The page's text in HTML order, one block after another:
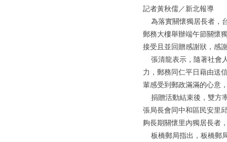
記者黃秋儒／新北報導
為落實關懷獨居長者，
郵務大樓舉辦端午節關懷
接受且並回贈感謝狀，感
張清龍表示，隨著社會
力，郵務同仁平日藉由送
輩感受到郵政滿滿的心意
捐贈活動結束後，雙方
張局長會同中和區民安里
夠長期關懷里內獨居長者
板橋郵局指出，板橋郵